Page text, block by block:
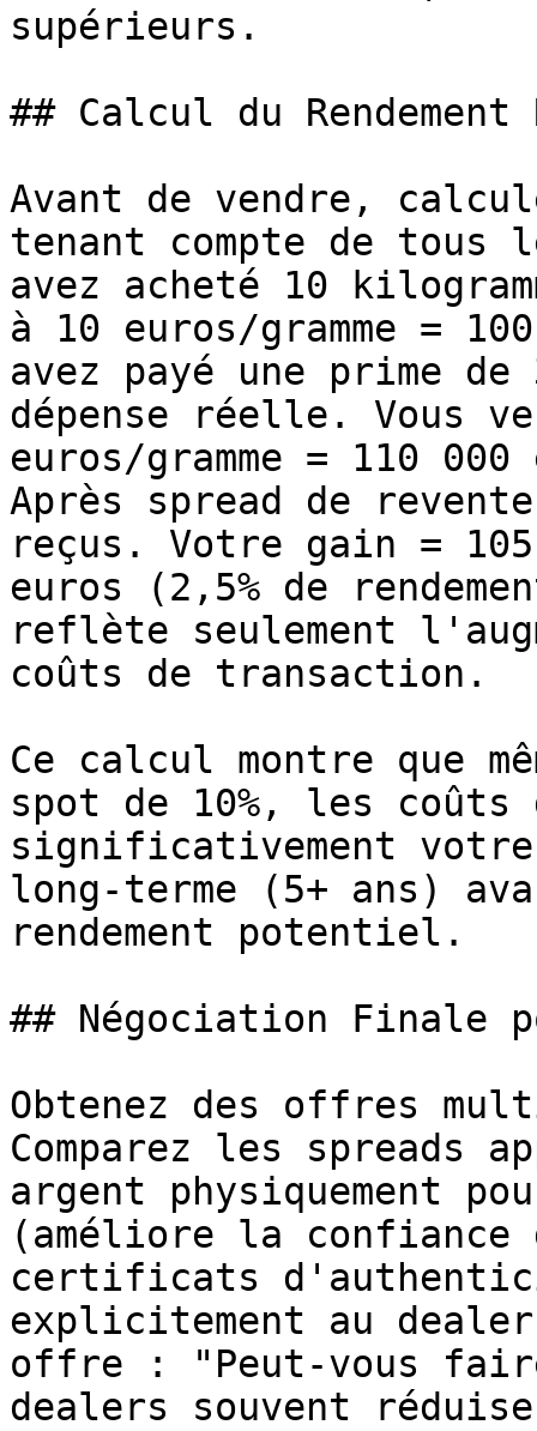
supérieurs.
## Calcul du Rendement
Avant de vendre,
tenant compte de tous
avez acheté 10
à 10 euros/gramme =
avez payé une prime de
dépense réelle. Vous
euros/gramme = 110
Après spread de
reçus. Votre gain =
euros (2,5% de
reflète seulement
coûts de transaction.
Ce calcul montre que
spot de 10%, les
significativement
long-terme (5+ ans)
rendement potentiel.
## Négociation Finale
Obtenez des offres
Comparez les spreads
argent physiquement
(améliore la
certificats
explicitement au
offre : "Peut-vous
dealers souvent